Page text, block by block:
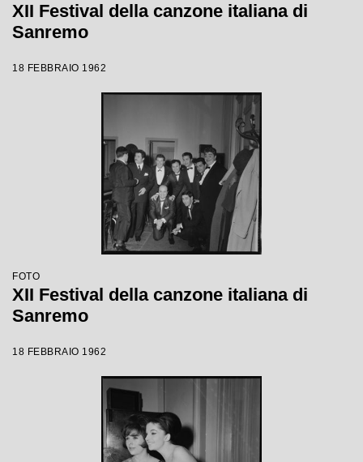
XII Festival della canzone italiana di
Sanremo
18 FEBBRAIO 1962
FOTO
XII Festival della canzone italiana di
Sanremo
18 FEBBRAIO 1962